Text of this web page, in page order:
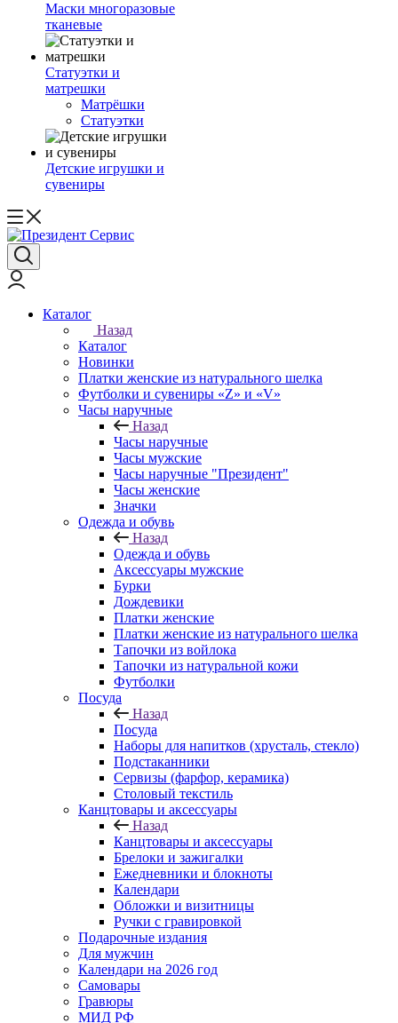
Маски многоразовые
тканевые
Статуэтки и
матрешки
Матрёшки
Статуэтки
Детские игрушки и
сувениры
Каталог
Назад
Каталог
Новинки
Платки женские из натурального шелка
Футболки и сувениры «Z» и «V»
Часы наручные
Назад
Часы наручные
Часы мужские
Часы наручные "Президент"
Часы женские
Значки
Одежда и обувь
Назад
Одежда и обувь
Аксессуары мужские
Бурки
Дождевики
Платки женские
Платки женские из натурального шелка
Тапочки из войлока
Тапочки из натуральной кожи
Футболки
Посуда
Назад
Посуда
Наборы для напитков (хрусталь, стекло)
Подстаканники
Сервизы (фарфор, керамика)
Столовый текстиль
Канцтовары и аксессуары
Назад
Канцтовары и аксессуары
Брелоки и зажигалки
Ежедневники и блокноты
Календари
Обложки и визитницы
Ручки с гравировкой
Подарочные издания
Для мужчин
Календари на 2026 год
Самовары
Гравюры
МИД РФ